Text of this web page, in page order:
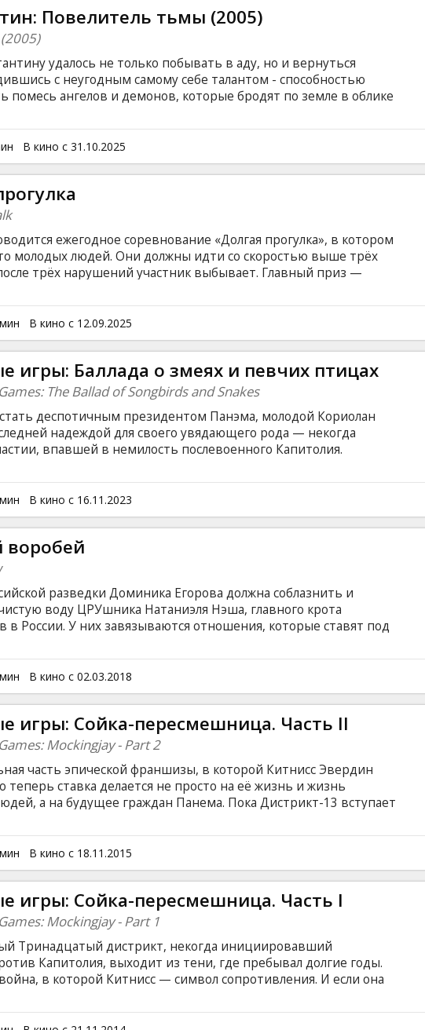
Повелитель тьмы (2005)
удалось не только побывать в аду, но и вернуться
с неугодным самому себе талантом - способностью
помесь ангелов и демонов, которые бродят по земле в облике
лишь бы избавиться от мучительных видений. Но неудачно.
против собственной воли он снова оказывается в мире
В кино с 31.10.2025
ежегодное соревнование «Долгая прогулка», в котором
молодых людей. Они должны идти со скоростью выше трёх
трёх нарушений участник выбывает. Главный приз —
с субтитрами на латышском и русском языках.
В кино с 12.09.2025
игры: Баллада о змеях и певчих птицах
The Ballad of Songbirds and Snakes
деспотичным президентом Панэма, молодой Кориолан
надеждой для своего увядающего рода — некогда
впавшей в немилость послевоенного Капитолия.
— трибута дистрикта 12. Постепенно девушка привлекает
Панэма, становясь фавориткой грядущего
Готовый на все, чтобы вернуть своей семье былое величие,
ситуацию с Люси в свою пользу. Начинается гонка со
покажет, кто певчая птица, а кто — змея.
В кино с 16.11.2023
воробей
разведки Доминика Егорова должна соблазнить и
воду ЦРУшника Натаниэля Нэша, главного крота
в России. У них завязываются отношения, которые ставят под
отомстить своим хозяевам, начинает работать на ЦРУ и
предателя в Вашингтоне. Фильм на английском языке с
латышском и русском языках.
В кино с 02.03.2018
игры: Сойка-пересмешница. Часть II
Mockingjay - Part 2
часть эпической франшизы, в которой Китнисс Эвердин
теперь ставка делается не просто на её жизнь и жизнь
а на будущее граждан Панема. Пока Дистрикт-13 вступает
близких друзей оказывается втянута в акцию по
президента Сноу. Но победа повстанцев имеет горький вкус,
гораздо более трудное испытание, чем смертельные
Голодных игр. Фильм на английском языке с субтитрами на
языках.
В кино с 18.11.2015
игры: Сойка-пересмешница. Часть I
Mockingjay - Part 1
Тринадцатый дистрикт, некогда инициировавший
Капитолия, выходит из тени, где пребывал долгие годы.
в которой Китнисс — символ сопротивления. И если она
чужим интересам, ей придется стать сильнее, чем на